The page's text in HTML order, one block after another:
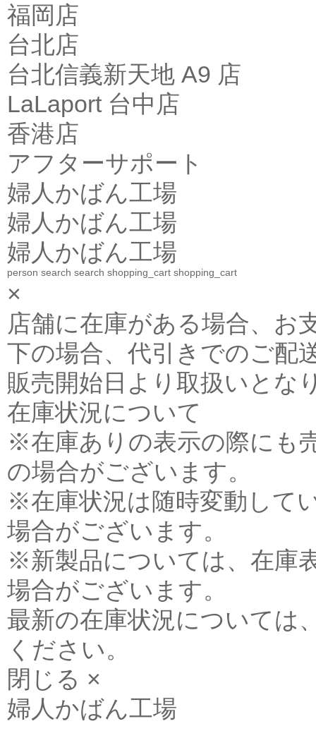
福岡店
台北店
台北信義新天地 A9 店
LaLaport 台中店
香港店
アフターサポート
婦人かばん工場
婦人かばん工場
婦人かばん工場
person search search shopping_cart shopping_cart
×
店舗に在庫がある場合、お
下の場合、代引きでのご配
販売開始日より取扱いとな
在庫状況について
※在庫ありの表示の際にも
の場合がございます。
※在庫状況は随時変動して
場合がございます。
※新製品については、在庫
場合がございます。
最新の在庫状況については
ください。
閉じる ×
婦人かばん工場